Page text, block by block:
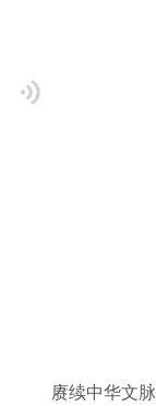
赓续中华文